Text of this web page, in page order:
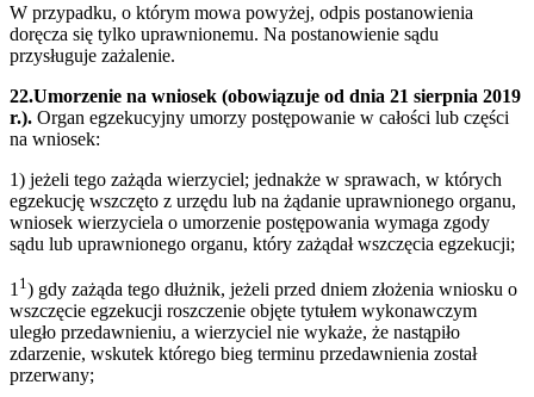
W przypadku, o którym mowa powyżej, odpis postanowienia
doręcza się tylko uprawnionemu. Na postanowienie sądu
przysługuje zażalenie.
22.Umorzenie na wniosek (obowiązuje od dnia 21 sierpnia 2019
r.). Organ egzekucyjny umorzy postępowanie w całości lub części
na wniosek:
1) jeżeli tego zażąda wierzyciel; jednakże w sprawach, w których
egzekucję wszczęto z urzędu lub na żądanie uprawnionego organu,
wniosek wierzyciela o umorzenie postępowania wymaga zgody
sądu lub uprawnionego organu, który zażądał wszczęcia egzekucji;
1 1 ) gdy zażąda tego dłużnik, jeżeli przed dniem złożenia wniosku o
wszczęcie egzekucji roszczenie objęte tytułem wykonawczym
uległo przedawnieniu, a wierzyciel nie wykaże, że nastąpiło
zdarzenie, wskutek którego bieg terminu przedawnienia został
przerwany;